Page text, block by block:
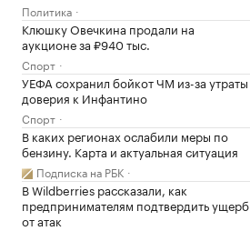
Политика
Клюшку Овечкина продали на
аукционе за ₽940 тыс.
Спорт
УЕФА сохранил бойкот ЧМ из-за утраты
доверия к Инфантино
Спорт
В каких регионах ослабили меры по
бензину. Карта и актуальная ситуация
Подписка на РБК
В Wildberries рассказали, как
предпринимателям подтвердить ущерб
от атак